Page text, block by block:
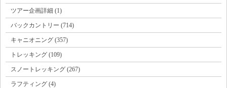
ツアー企画詳細 (1)
バックカントリー (714)
キャニオニング (357)
トレッキング (109)
スノートレッキング (267)
ラフティング (4)